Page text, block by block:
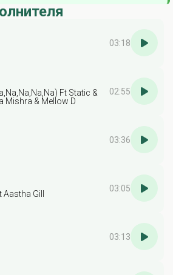
03:18
Ft Static &
Mishra & Mellow D
02:55
03:36
Gill
03:05
03:13